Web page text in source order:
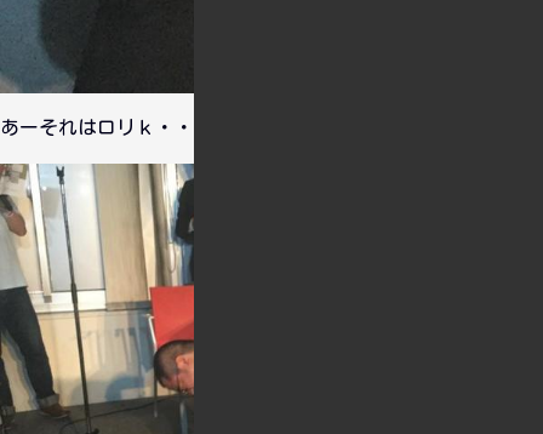
あーそれはロリｋ・・・ｗｗｗｗｗｗｗｗｗ。